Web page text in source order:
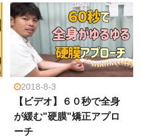
2018-8-3
【ビデオ】６０秒で全身
が緩む"硬膜"矯正アプロ
ーチ